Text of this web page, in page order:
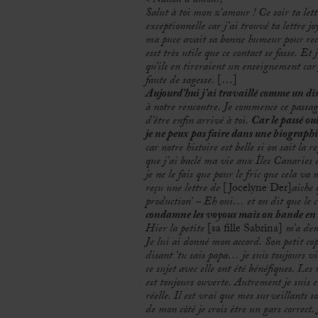
Salut à toi mon z’amour ! Ce soir ta
exceptionnelle car j’ai trouvé ta lettre
ma puce avait sa bonne humeur pour
esst très utile que ce contact se fasse.
qu’ils en tireraient un enseignement
faute de sagesse. […]
Aujourd’hui j’ai travaillé comme un
à notre rencontre. Je commence ce
d’être enfin arrivé à toi. Car le passé
je ne peux pas faire dans une
car notre histoire est belle si on sait la
que j’ai baclé ma vie aux Îles Canaries
je ne le fais que pour le fric que cela
reçu une lettre de[Jocelyne Der]
production’ – Eh oui… et on dit que
condamne les voyous mais on bande
Hier la petite[sa fille Sabrina] m’a
Je lui ai donné mon accord. Son petit
disant ‘tu sais papa… je suis toujours
ce sujet avec elle ont été bénéfiques.
est toujours ouverte. Autrement je suis
réelle. Il est vrai que mes surveillants
de mon côté je crois être un gars correct.